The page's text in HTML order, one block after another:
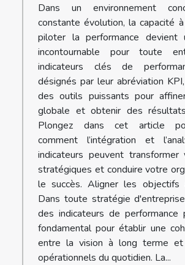
Dans un environnement
constante évolution, la capacité
piloter la performance devient
incontournable pour toute
indicateurs clés de
désignés par leur abréviation
des outils puissants pour
globale et obtenir des
Plongez dans cet article
comment l’intégration et
indicateurs peuvent transformer
stratégiques et conduire votre
le succès. Aligner les objectifs
Dans toute stratégie
des indicateurs de performance
fondamental pour établir une
entre la vision à long terme
opérationnels du quotidien. La...